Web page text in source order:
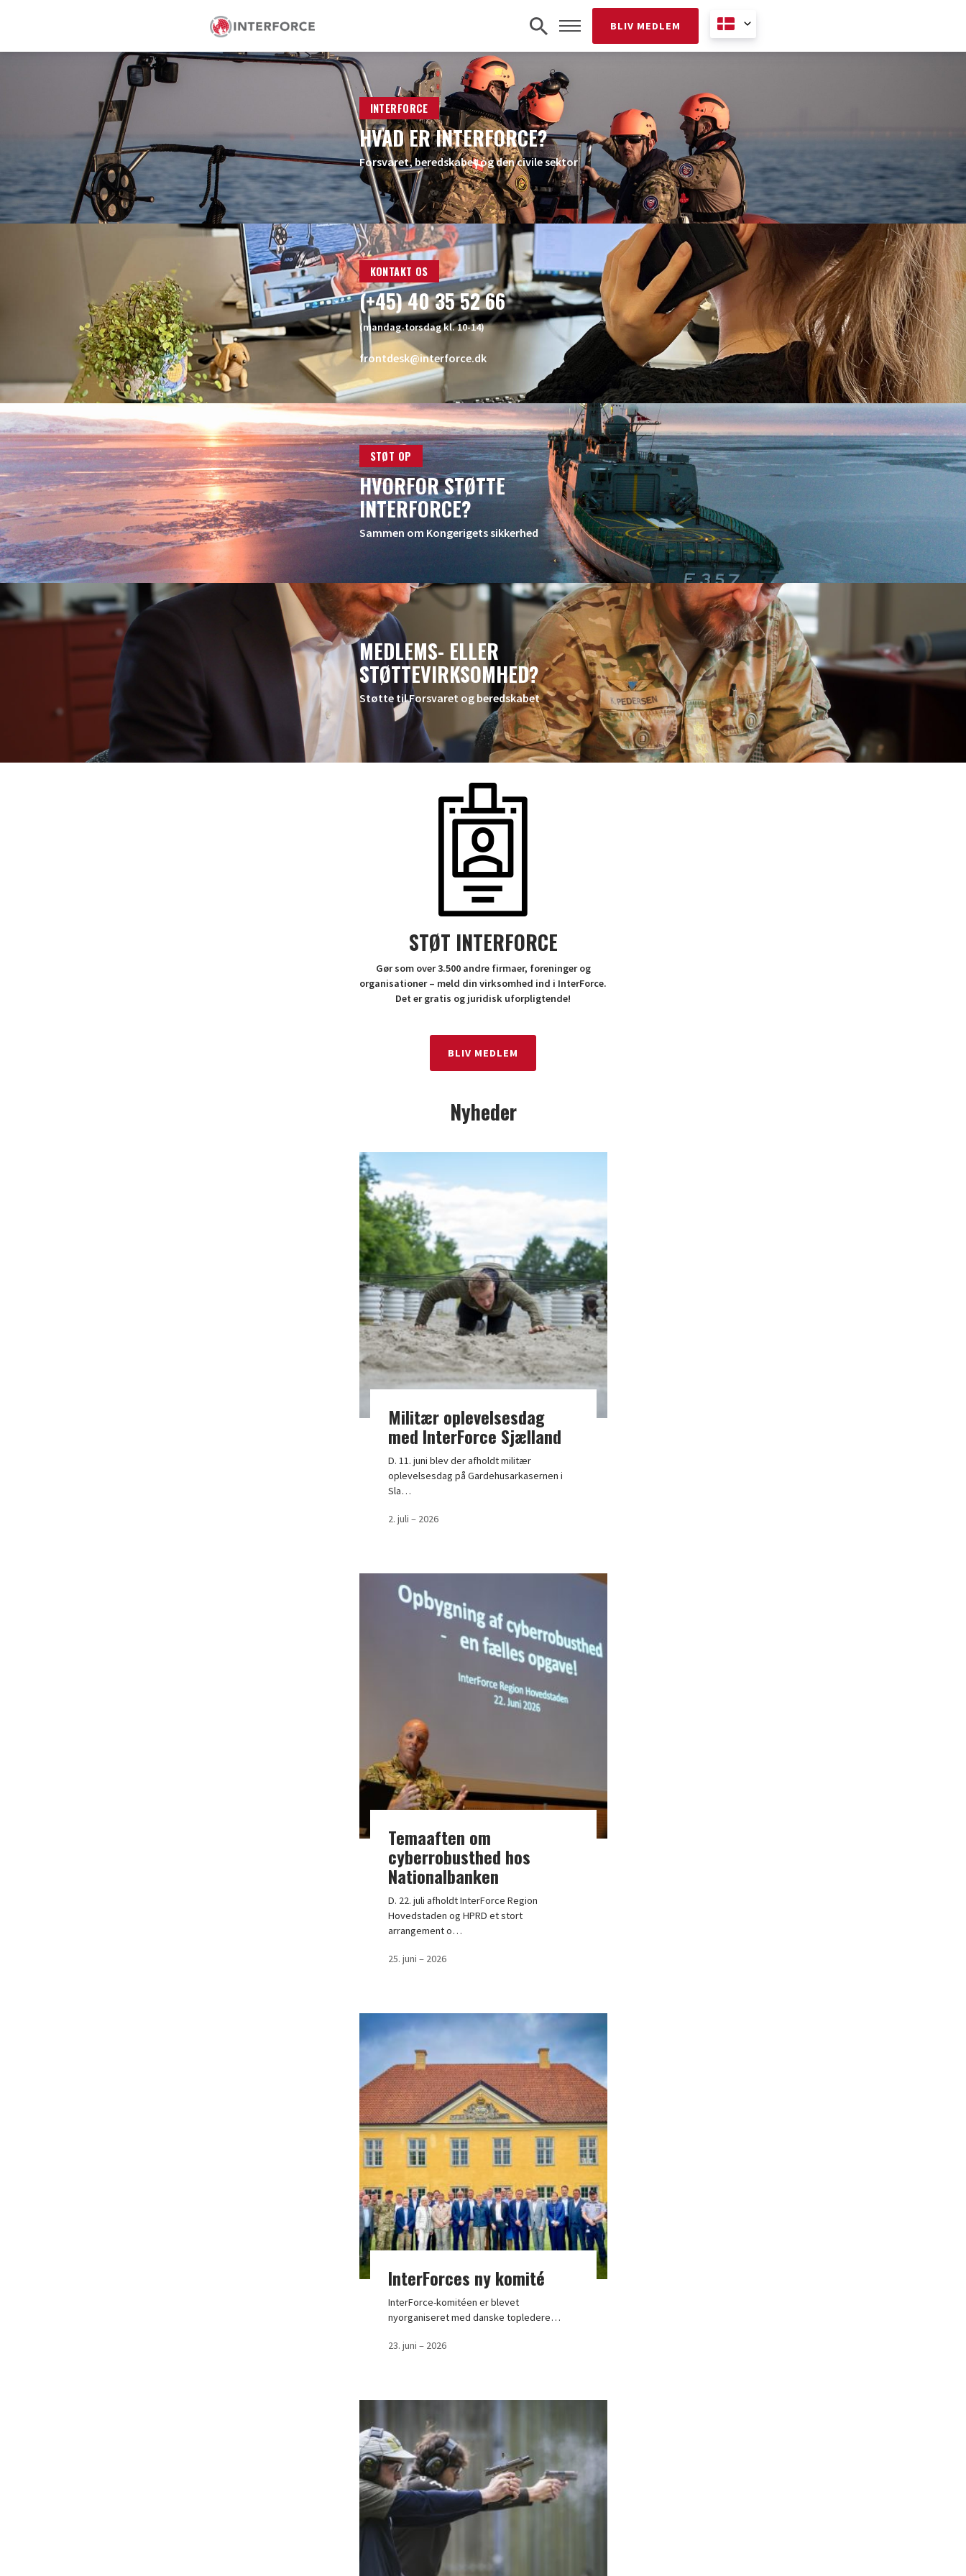
BLIV MEDLEM
INTERFORCE
HVAD ER INTERFORCE?
Forsvaret, beredskabet og den civile sektor
KONTAKT OS
(+45) 40 35 52 66
(mandag-torsdag kl. 10-14)
frontdesk@interforce.dk
STØT OP
HVORFOR STØTTE
INTERFORCE?
Sammen om Kongerigets sikkerhed
MEDLEMS- ELLER
STØTTEVIRKSOMHED?
Støtte til Forsvaret og beredskabet
STØT INTERFORCE
Gør som over 3.500 andre firmaer, foreninger og
organisationer – meld din virksomhed ind i InterForce.
Det er gratis og juridisk uforpligtende!
BLIV MEDLEM
Nyheder
Militær oplevelsesdag
med InterForce Sjælland
D. 11. juni blev der afholdt militær
oplevelsesdag på Gardehusarkasernen i
Sla…
2. juli – 2026
Temaaften om
cyberrobusthed hos
Nationalbanken
D. 22. juli afholdt InterForce Region
Hovedstaden og HPRD et stort
arrangement o…
25. juni – 2026
InterForces ny komité
InterForce-komitéen er blevet
nyorganiseret med danske topledere…
23. juni – 2026